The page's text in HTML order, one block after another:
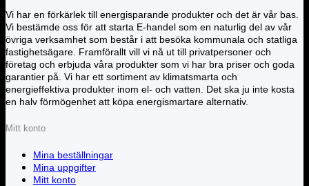
Vi har en förkärlek till energisparande produkter och det är vår bas.
Vi bestämde oss för att starta E-handel som en naturlig del av vår
övriga verksamhet som består i att besöka kommunala och statliga
fastighetsägare. Framförallt vill vi nå ut till privatpersoner och
företag och erbjuda våra produkter som vi har bra priser och goda
garantier på. Vi har ett sortiment av klimatsmarta och
energieffektiva produkter inom el- och vatten. Det ska ju inte kosta
en halv förmögenhet att köpa energismartare alternativ.
Mitt konto
Mina beställningar
Mina uppgifter
Mitt konto